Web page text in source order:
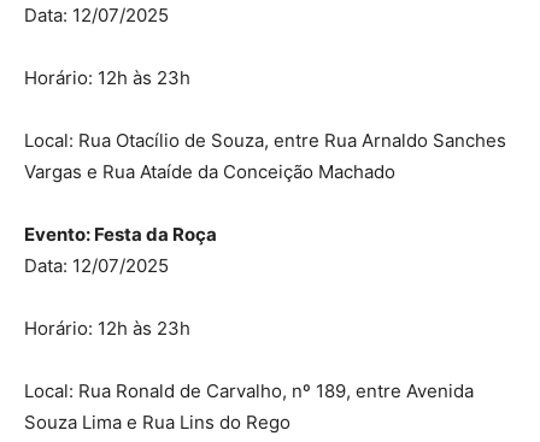
Data: 12/07/2025
Horário: 12h às 23h
Local: Rua Otacílio de Souza, entre Rua Arnaldo Sanches
Vargas e Rua Ataíde da Conceição Machado
Evento: Festa da Roça
Data: 12/07/2025
Horário: 12h às 23h
Local: Rua Ronald de Carvalho, nº 189, entre Avenida
Souza Lima e Rua Lins do Rego